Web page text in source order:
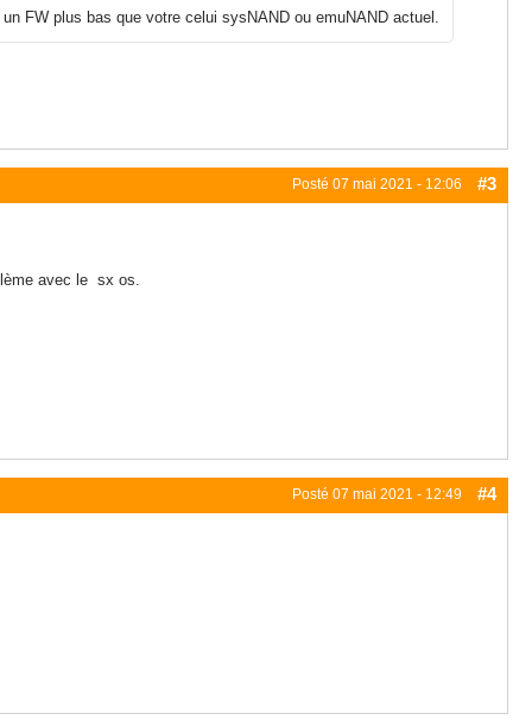
FW plus bas que votre celui sysNAND ou emuNAND actuel.
Posté 07 mai 2021 - 12:06 #3
avec le sx os.
Posté 07 mai 2021 - 12:49 #4